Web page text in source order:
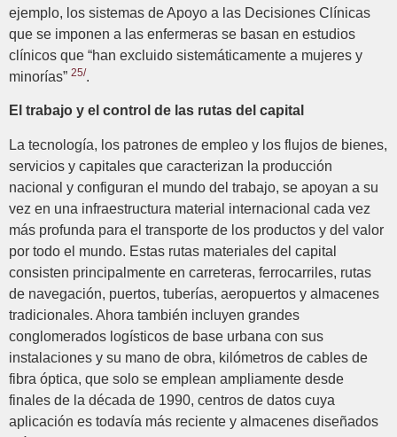
ejemplo, los sistemas de Apoyo a las Decisiones Clínicas
que se imponen a las enfermeras se basan en estudios
clínicos que “han excluido sistemáticamente a mujeres y
minorías” 25/.
El trabajo y el control de las rutas del capital
La tecnología, los patrones de empleo y los flujos de bienes,
servicios y capitales que caracterizan la producción
nacional y configuran el mundo del trabajo, se apoyan a su
vez en una infraestructura material internacional cada vez
más profunda para el transporte de los productos y del valor
por todo el mundo. Estas rutas materiales del capital
consisten principalmente en carreteras, ferrocarriles, rutas
de navegación, puertos, tuberías, aeropuertos y almacenes
tradicionales. Ahora también incluyen grandes
conglomerados logísticos de base urbana con sus
instalaciones y su mano de obra, kilómetros de cables de
fibra óptica, que solo se emplean ampliamente desde
finales de la década de 1990, centros de datos cuya
aplicación es todavía más reciente y almacenes diseñados